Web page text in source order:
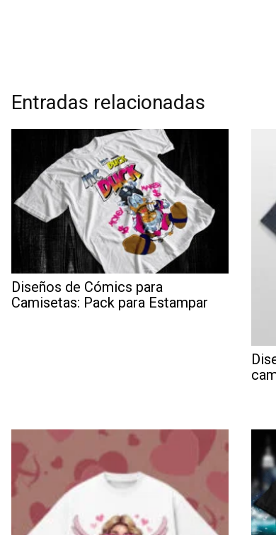
Entradas relacionadas
Diseños de Cómics para
Camisetas: Pack para Estampar